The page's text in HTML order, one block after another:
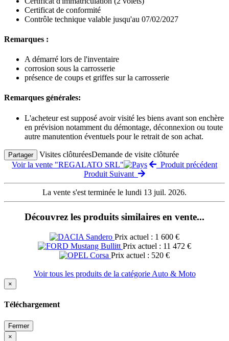
Certificat de conformité
Contrôle technique valable jusqu'au 07/02/2027
Remarques :
A démarré lors de l'inventaire
corrosion sous la carrosserie
présence de coups et griffes sur la carrosserie
Remarques générales:
L'acheteur est supposé avoir visité les biens avant son enchère
en prévision notamment du démontage, déconnexion ou toute
autre manutention éventuels pour le retrait de son achat.
Partager Visites clôturéesDemande de visite clôturée
Voir la vente "REGALATO SRL"
Produit précédent
Produit Suivant
La vente s'est terminée le lundi 13 juil. 2026.
Découvrez les produits similaires en vente...
Prix actuel : 1 600 €
Prix actuel : 11 472 €
Prix actuel : 520 €
Voir tous les produits de la catégorie Auto & Moto
×
Téléchargement
Fermer
×